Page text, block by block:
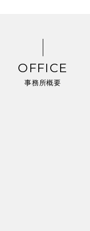
OFFICE
事務所概要